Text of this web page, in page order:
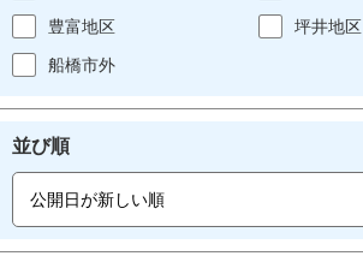
豊富地区
坪井地区
船橋市外
並び順